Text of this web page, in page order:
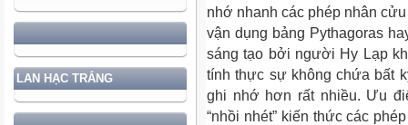
LAN HẠC TRẮNG
nhớ nhanh các phép nhân
vận dụng bảng Pythagoras
sáng tạo bởi người Hy Lạp
tính thực sự không chứa bất
ghi nhớ hơn rất nhiều. Ưu
“nhồi nhét” kiến thức các